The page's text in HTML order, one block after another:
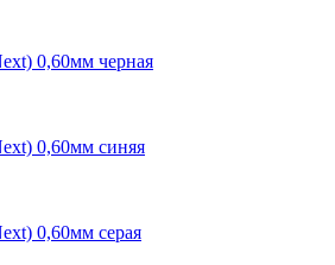
0,60мм черная
0,60мм синяя
0,60мм серая